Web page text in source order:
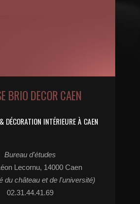
BRIO DECOR CAEN
DÉCORATION INTÉRIEURE À CAEN
Bureau d'études
Lecornu, 14000 Caen
du château et de l'université)
02.31.44.41.69